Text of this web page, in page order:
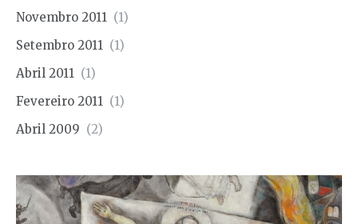
Novembro 2011 (1)
Setembro 2011 (1)
Abril 2011 (1)
Fevereiro 2011 (1)
Abril 2009 (2)